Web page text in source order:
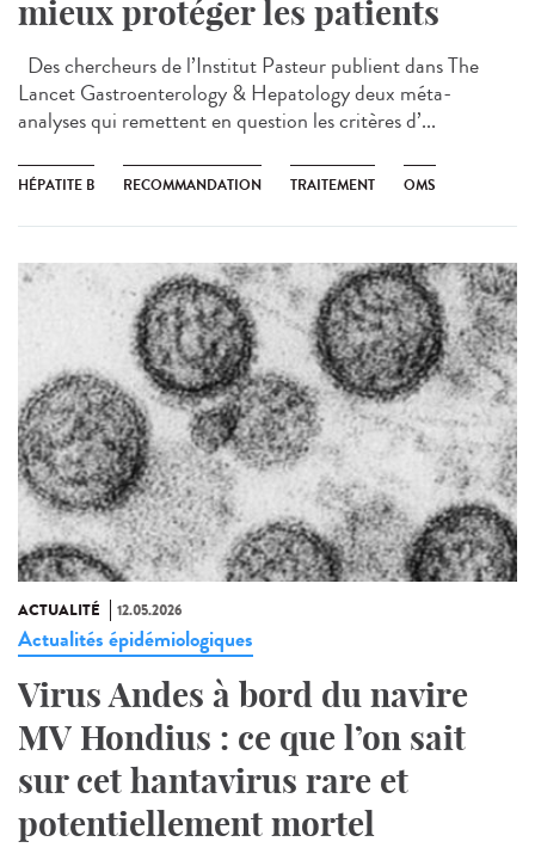
mieux protéger les patients
Des chercheurs de l’Institut Pasteur publient dans The
Lancet Gastroenterology & Hepatology deux méta-
analyses qui remettent en question les critères d’...
HÉPATITE B RECOMMANDATION TRAITEMENT OMS
ACTUALITÉ 12.05.2026
Actualités épidémiologiques
Virus Andes à bord du navire
MV Hondius : ce que l’on sait
sur cet hantavirus rare et
potentiellement mortel